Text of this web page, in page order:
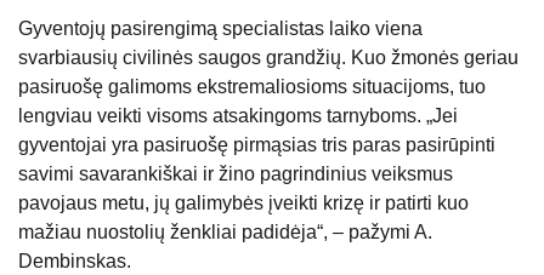
Gyventojų pasirengimą specialistas laiko viena
svarbiausių civilinės saugos grandžių. Kuo žmonės geriau
pasiruošę galimoms ekstremaliosioms situacijoms, tuo
lengviau veikti visoms atsakingoms tarnyboms. „Jei
gyventojai yra pasiruošę pirmąsias tris paras pasirūpinti
savimi savarankiškai ir žino pagrindinius veiksmus
pavojaus metu, jų galimybės įveikti krizę ir patirti kuo
mažiau nuostolių ženkliai padidėja“, – pažymi A.
Dembinskas.